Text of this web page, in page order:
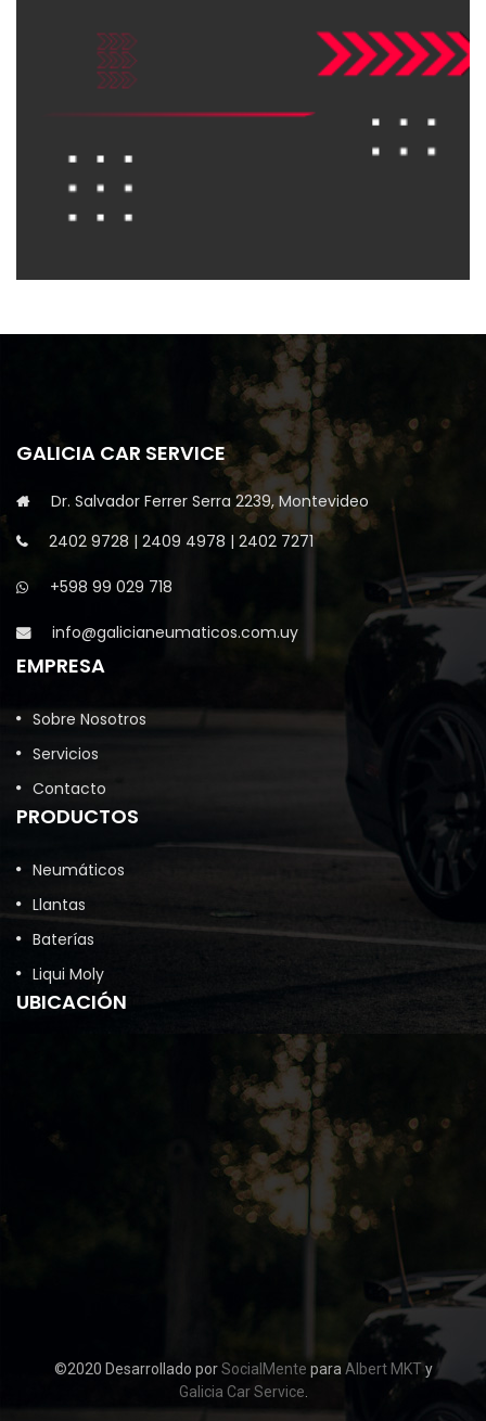
GALICIA CAR SERVICE
Dr. Salvador Ferrer Serra 2239, Montevideo
2402 9728 | 2409 4978 | 2402 7271
+598 99 029 718
info@galicianeumaticos.com.uy
EMPRESA
Sobre Nosotros
Servicios
Contacto
PRODUCTOS
Neumáticos
Llantas
Baterías
Liqui Moly
UBICACIÓN
©2020 Desarrollado porSocialMente para Albert MKTy
Galicia Car Service